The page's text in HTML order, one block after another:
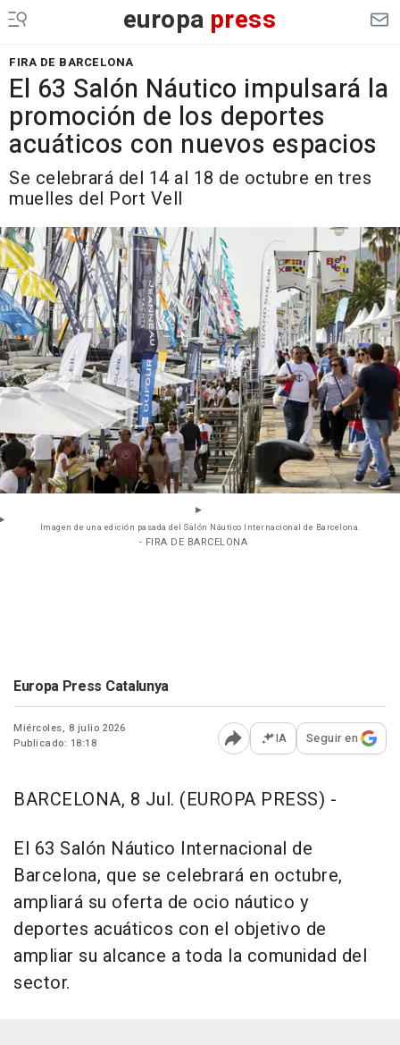
europa press
FIRA DE BARCELONA
El 63 Salón Náutico impulsará la
promoción de los deportes
acuáticos con nuevos espacios
Se celebrará del 14 al 18 de octubre en tres
muelles del Port Vell
Imagen de una edición pasada del Salón Náutico Internacional de Barcelona.
- FIRA DE BARCELONA
Europa Press Catalunya
Miércoles, 8 julio 2026
Publicado: 18:18
Abrir opciones para
IA Seguir en
BARCELONA, 8 Jul. (EUROPA PRESS) -
El 63 Salón Náutico Internacional de
Barcelona, que se celebrará en octubre,
ampliará su oferta de ocio náutico y
deportes acuáticos con el objetivo de
ampliar su alcance a toda la comunidad del
sector.